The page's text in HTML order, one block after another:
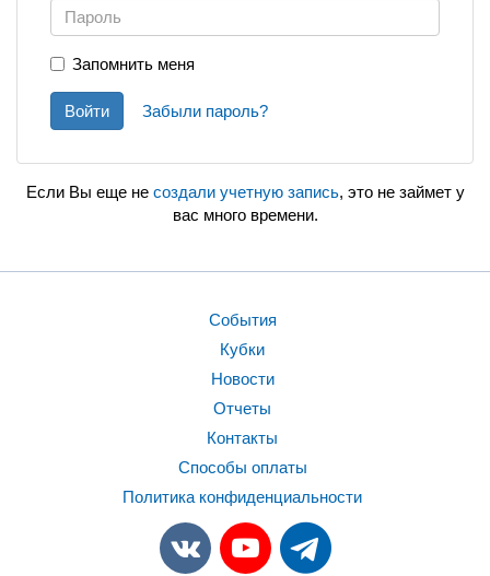
Запомнить меня
Войти Забыли пароль?
Если Вы еще не создали учетную запись, это не займет у
вас много времени.
События
Кубки
Новости
Отчеты
Контакты
Способы оплаты
Политика конфиденциальности